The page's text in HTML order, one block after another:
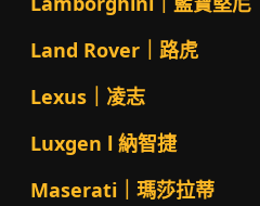
Land Rover｜路虎
Lexus｜凌志
Luxgen l 納智捷
Maserati｜瑪莎拉蒂